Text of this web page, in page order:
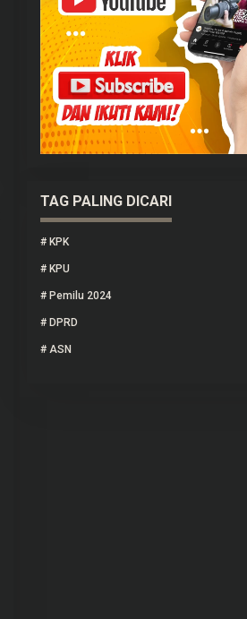
TAG PALING DICARI
# KPK
# KPU
# Pemilu 2024
# DPRD
# ASN